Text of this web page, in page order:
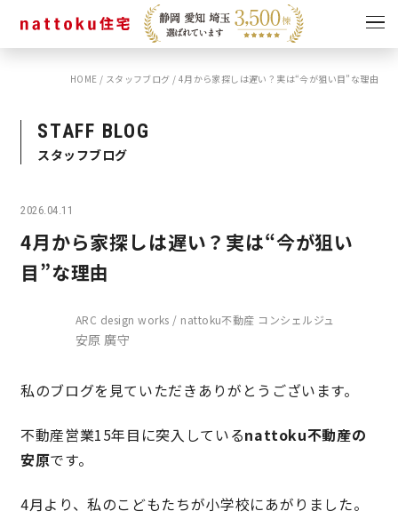
イベント
ショールーム
スタッフブログ
営業時間／10:00～20:00 定休日／年末年始
HOME / スタッフブログ / 4月から家探しは遅い？実は“今が狙い目”な理由
STAFF BLOG
スタッフブログ
2026.04.11
4月から家探しは遅い？実は“今が狙い
目”な理由
ARC design works / nattoku不動産 コンシェルジュ
安原 廣守
私のブログを見ていただきありがとうございます。
不動産営業15年目に突入しているnattoku不動産の
安原です。
4月より、私のこどもたちが小学校にあがりました。